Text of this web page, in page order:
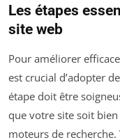
Les étapes
site web
Pour améliorer
est crucial d’adopter
étape doit être
que votre site soit
moteurs de